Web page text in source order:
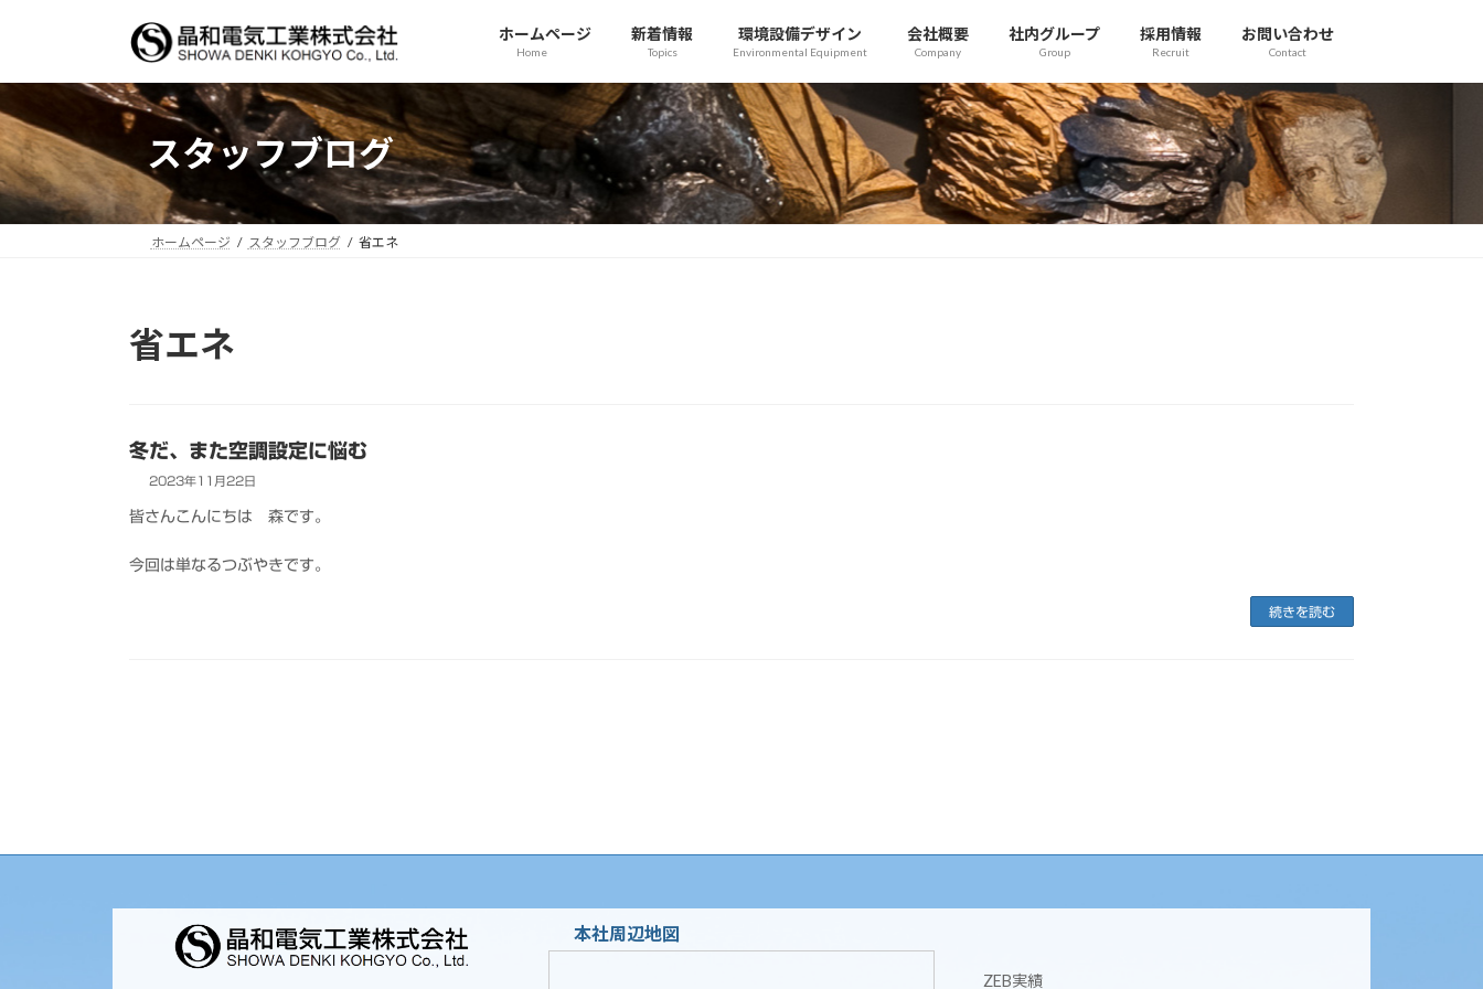
ツ
へ
ス
キ
ッ
シ
ョ
ン
に
移
ホームページ
Home
新着情報
Topics
環境設備デザイン
Environmental Equipment
会社概要
Company
社内グループ
Group
採用情報
Recruit
お問い合わせ
Contact
スタッフブログ
ホームページ スタッフブログ 省エネ
省エネ
冬だ、また空調設定に悩む
2023年11月22日
皆さんこんにちは 森です。
今回は単なるつぶやきです。
続きを読む
本社周辺地図
ZEB実績